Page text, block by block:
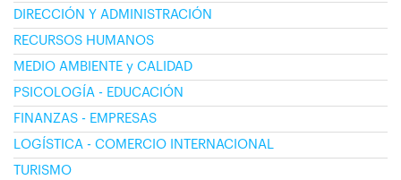
DIRECCIÓN Y ADMINISTRACIÓN
RECURSOS HUMANOS
MEDIO AMBIENTE y CALIDAD
PSICOLOGÍA - EDUCACIÓN
FINANZAS - EMPRESAS
LOGÍSTICA - COMERCIO INTERNACIONAL
TURISMO